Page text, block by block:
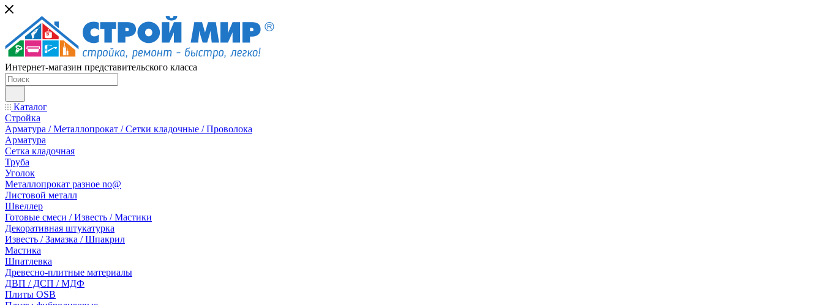
Интернет-магазин представительского класса
Каталог
Стройка
Арматура / Металлопрокат / Сетки кладочные / Проволока
Арматура
Сетка кладочная
Труба
Уголок
Металлопрокат разное no@
Листовой металл
Швеллер
Готовые смеси / Известь / Мастики
Декоративная штукатурка
Известь / Замазка / Шпакрил
Мастика
Шпатлевка
Древесно-плитные материалы
ДВП / ДСП / МДФ
Плиты OSB